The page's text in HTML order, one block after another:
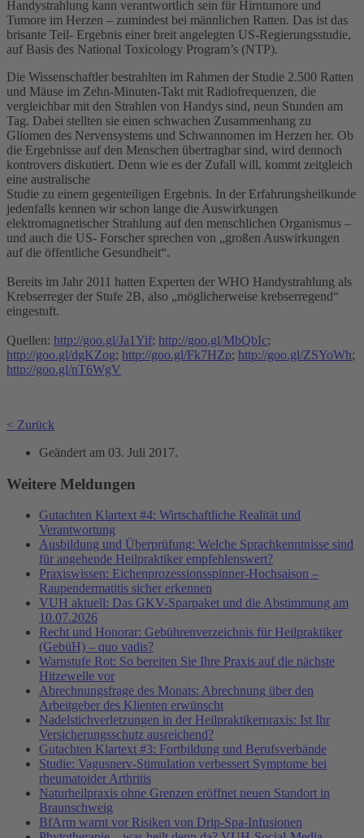
Handystrahlung kann verantwortlich sein für Hirntumore und
Tumore im Herzen – zumindest bei männlichen Ratten. Das ist das
brisante Teil- Ergebnis einer breit angelegten US-Regierungsstudie,
auf Basis des National Toxicology Program’s (NTP).
Die Wissenschaftler bestrahlten im Rahmen der Studie 2.500 Ratten
und Mäuse im Zehn-Minuten-Takt mit Radiofrequenzen, die
vergleichbar mit den Strahlen von Handys sind, neun Stunden am
Tag. Dabei stellten sie einen schwachen Zusammenhang zu
Gliomen des Nervensystems und Schwannomen im Herzen her. Ob
die Ergebnisse auf den Menschen übertragbar sind, wird dennoch
kontrovers diskutiert. Denn wie es der Zufall will, kommt zeitgleich
eine australische
Studie zu einem gegenteiligen Ergebnis. In der Erfahrungsheilkunde
jedenfalls kennen wir schon lange die Auswirkungen
elektromagnetischer Strahlung auf den menschlichen Organismus –
und auch die US- Forscher sprechen von „großen Auswirkungen
auf die öffentliche Gesundheit“.
Bereits im Jahr 2011 hatten Experten der WHO Handystrahlung als
Krebserreger der Stufe 2B, also „möglicherweise krebserregend“
eingestuft.
Quellen: http://goo.gl/Ja1Yif; http://goo.gl/MbQbIc;
http://goo.gl/dgKZog; http://goo.gl/Fk7HZp; http://goo.gl/ZSYoWh;
http://goo.gl/nT6WgV
< Zurück
Geändert am 03. Juli 2017.
Weitere Meldungen
Gutachten Klartext #4: Wirtschaftliche Realität und
Verantwortung
Ausbildung und Überprüfung: Welche Sprachkenntnisse sind
für angehende Heilpraktiker empfehlenswert?
Praxiswissen: Eichenprozessionsspinner-Hochsaison –
Raupendermatitis sicher erkennen
VUH aktuell: Das GKV-Sparpaket und die Abstimmung am
10.07.2026
Recht und Honorar: Gebührenverzeichnis für Heilpraktiker
(GebüH) – quo vadis?
Warnstufe Rot: So bereiten Sie Ihre Praxis auf die nächste
Hitzewelle vor
Abrechnungsfrage des Monats: Abrechnung über den
Arbeitgeber des Klienten erwünscht
Nadelstichverletzungen in der Heilpraktikerpraxis: Ist Ihr
Versicherungsschutz ausreichend?
Gutachten Klartext #3: Fortbildung und Berufsverbände
Studie: Vagusnerv-Stimulation verbessert Symptome bei
rheumatoider Arthritis
Naturheilpraxis ohne Grenzen eröffnet neuen Standort in
Braunschweig
BfArm warnt vor Risiken von Drip-Spa-Infusionen